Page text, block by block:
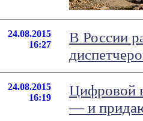
24.08.2015
16:27
В России
24.08.2015
16:19
Цифровой
— и